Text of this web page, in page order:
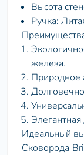
Высота
Ручка:
железа.
Природное
Идеальный
Сковорода